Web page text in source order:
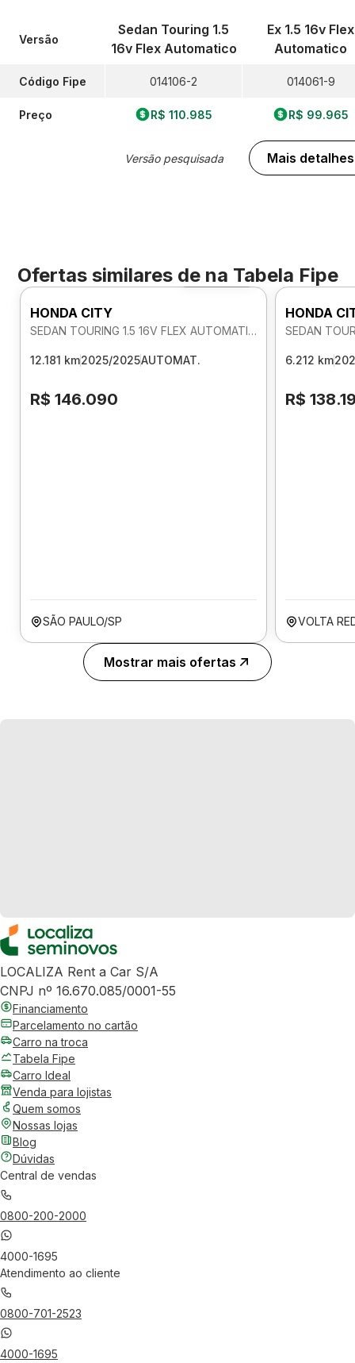
Versão
Código Fipe
Preço
Sedan Touring 1.5
16v Flex Automatico
014106-2
R$ 110.985
Versão pesquisada
Ex 1.5 16v Flex
Automatico
014061-9
R$ 99.965
Mais detalhes
Ofertas similares de na Tabela Fipe
Foto 360º
HONDA CITY
SEDAN TOURING 1.5 16V FLEX AUTOMATICO
12.181 km2025/2025AUTOMAT.
R$ 146.090
SÃO PAULO/SP
HONDA
6.212 km
R$
VOLTA
Mostrar mais ofertas
LOCALIZA Rent a Car S/A
CNPJ nº 16.670.085/0001-55
Financiamento
Parcelamento no cartão
Carro na troca
Tabela Fipe
Carro Ideal
Venda para lojistas
Quem somos
Nossas lojas
Blog
Dúvidas
Central de vendas
0800-200-2000
4000-1695
Atendimento ao cliente
0800-701-2523
4000-1695